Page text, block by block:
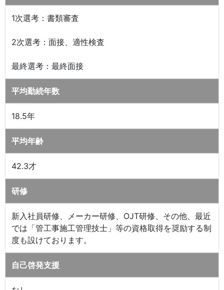
1次選考：書類審査
2次選考：面接、適性検査
最終選考：最終面接
平均勤続年数
18.5年
平均年齢
42.3才
研修
新入社員研修、メーカー研修、OJT研修、その他、最近
では「管工事施工管理技士」等の資格取得を奨励する制
度も設けております。
自己啓発支援